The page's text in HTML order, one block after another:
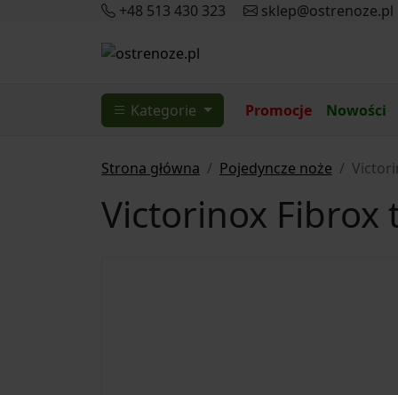
+48 513 430 323 sklep@ostrenoze.pl
Kategorie Promocje Nowości
Strona główna Pojedyncze noże
Victorinox Fibrox